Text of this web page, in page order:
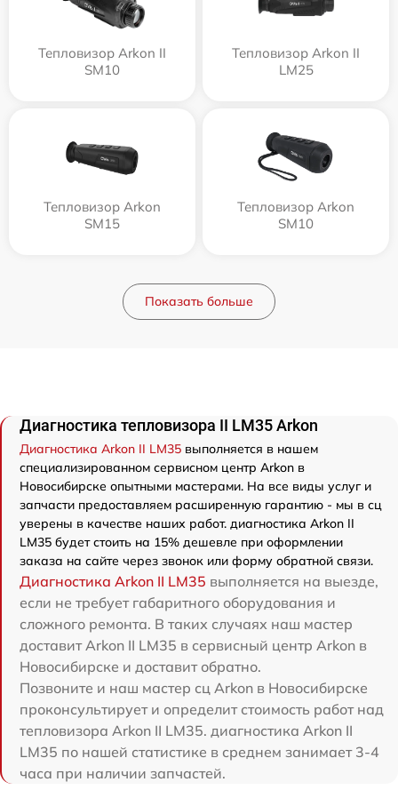
Тепловизор Arkon II
SM10
Тепловизор Arkon II
LM25
Тепловизор Arkon
SM15
Тепловизор Arkon
SM10
Показать больше
Диагностика тепловизора II LM35 Arkon
Диагностика Arkon II LM35 выполняется в нашем
специализированном сервисном центр Arkon в
Новосибирске опытными мастерами. На все виды услуг и
запчасти предоставляем расширенную гарантию - мы в сц
уверены в качестве наших работ. диагностика Arkon II
LM35 будет стоить на 15% дешевле при оформлении
заказа на сайте через звонок или форму обратной связи.
Диагностика Arkon II LM35 выполняется на выезде,
если не требует габаритного оборудования и
сложного ремонта. В таких случаях наш мастер
доставит Arkon II LM35 в сервисный центр Arkon в
Новосибирске и доставит обратно.
Позвоните и наш мастер сц Arkon в Новосибирске
проконсультирует и определит стоимость работ над
тепловизора Arkon II LM35. диагностика Arkon II
LM35 по нашей статистике в среднем занимает 3-4
часа при наличии запчастей.